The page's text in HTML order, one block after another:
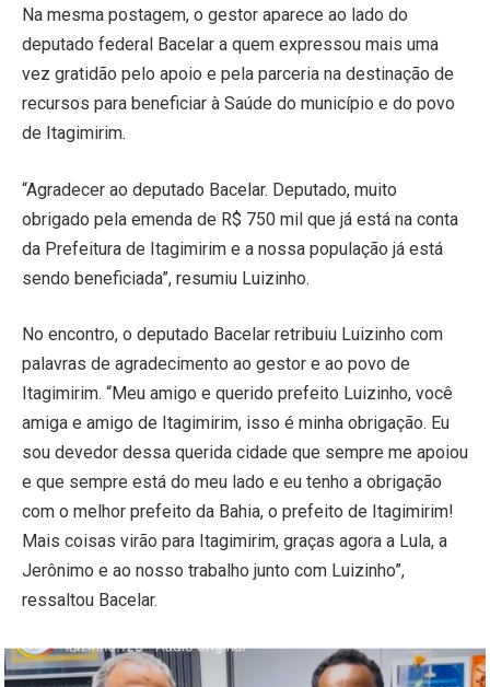
Na mesma postagem, o gestor aparece ao lado do
deputado federal Bacelar a quem expressou mais uma
vez gratidão pelo apoio e pela parceria na destinação de
recursos para beneficiar à Saúde do município e do povo
de Itagimirim.
“Agradecer ao deputado Bacelar. Deputado, muito
obrigado pela emenda de R$ 750 mil que já está na conta
da Prefeitura de Itagimirim e a nossa população já está
sendo beneficiada”, resumiu Luizinho.
No encontro, o deputado Bacelar retribuiu Luizinho com
palavras de agradecimento ao gestor e ao povo de
Itagimirim. “Meu amigo e querido prefeito Luizinho, você
amiga e amigo de Itagimirim, isso é minha obrigação. Eu
sou devedor dessa querida cidade que sempre me apoiou
e que sempre está do meu lado e eu tenho a obrigação
com o melhor prefeito da Bahia, o prefeito de Itagimirim!
Mais coisas virão para Itagimirim, graças agora a Lula, a
Jerônimo e ao nosso trabalho junto com Luizinho”,
ressaltou Bacelar.